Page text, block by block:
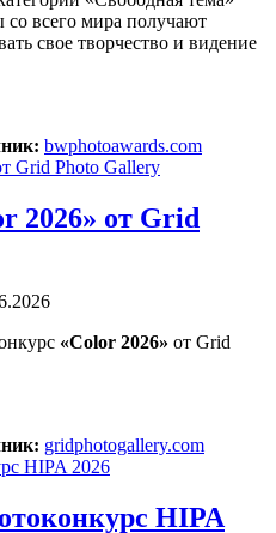
со всего мира получают
свое творчество и видение
bwphotoawards.com
2026» от Grid
«Color 2026» от Grid
gridphotogallery.com
HIPA